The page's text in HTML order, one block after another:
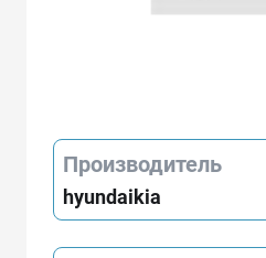
Производитель
hyundaikia